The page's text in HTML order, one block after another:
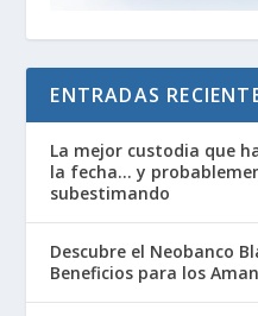
ENTRADAS
La mejor custodia que
la fecha… y
subestimando
Descubre el Neobanco
Beneficios para los